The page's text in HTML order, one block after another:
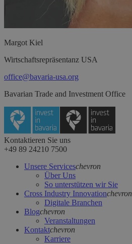
Margot Kiel
Wirtschaftsrepräsentanz USA
office@bavaria-usa.org
Bavarian Trade and Investment Office
Kontaktieren Sie uns
+49 89 24210 7500
Unsere Serviceschevron
Über Uns
So unterstützen wir Sie
Cross Industry Innovationchevron
Digitale Branchen
Blogchevron
Veranstaltungen
Kontaktchevron
Karriere